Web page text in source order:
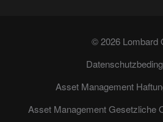
© 2026 Lombard
Asset Management
Asset Management Gesetzliche